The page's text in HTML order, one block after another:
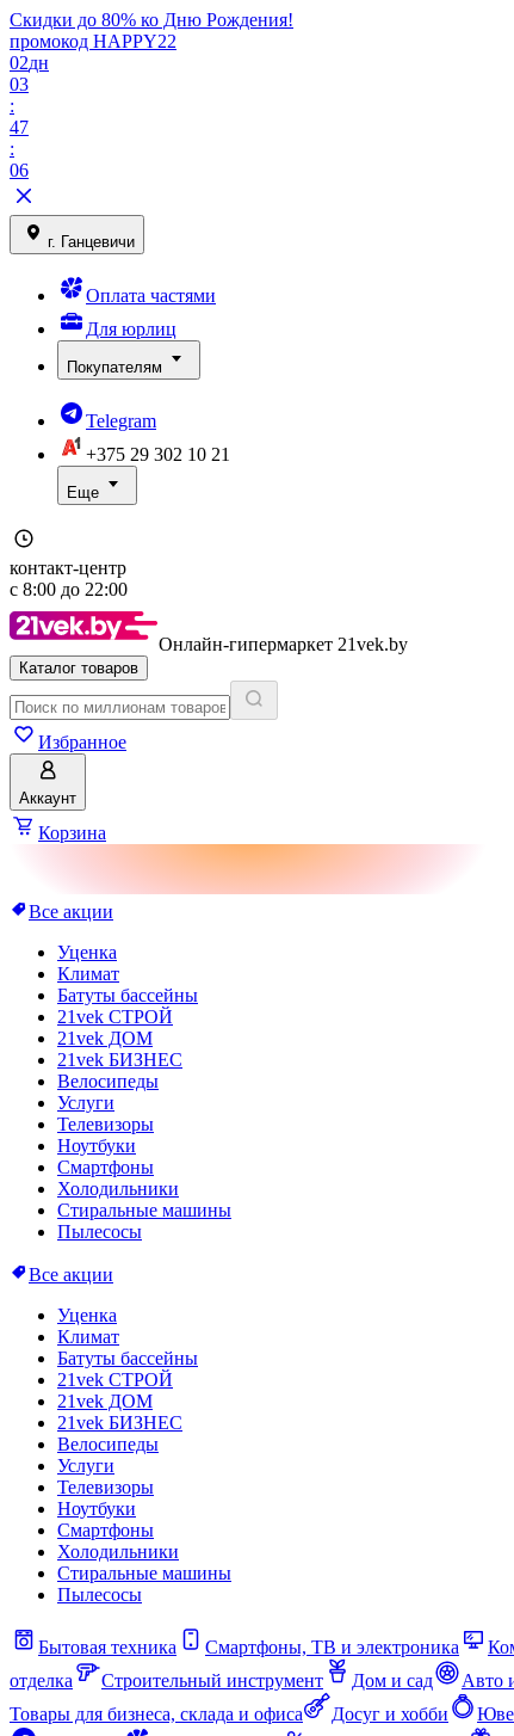
Скидки до 80% ко Дню Рождения!
промокод HAPPY22
02дн
03
:
47
:
06
г. Ганцевичи
Оплата частями
Для юрлиц
Покупателям
Telegram
+375 29 302 10 21
Еще
контакт-центр
с 8:00 до 22:00
Онлайн-гипермаркет 21vek.by
Каталог товаров
Избранное
Аккаунт
Корзина
Все акции
Уценка
Климат
Батуты бассейны
21vek СТРОЙ
21vek ДОМ
21vek БИЗНЕС
Велосипеды
Услуги
Телевизоры
Ноутбуки
Смартфоны
Холодильники
Стиральные машины
Пылесосы
Все акции
Уценка
Климат
Батуты бассейны
21vek СТРОЙ
21vek ДОМ
21vek БИЗНЕС
Велосипеды
Услуги
Телевизоры
Ноутбуки
Смартфоны
Холодильники
Стиральные машины
Пылесосы
Бытовая техника Смартфоны, ТВ и электроника
отделка
Строительный инструмент Дом и сад Авто
Товары для бизнеса, склада и офиса
Досуг и хобби